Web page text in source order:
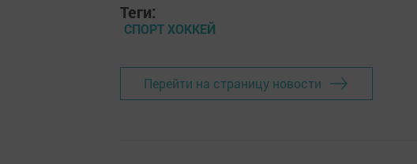
Теги:
СПОРТ ХОККЕЙ
Перейти на страницу новости